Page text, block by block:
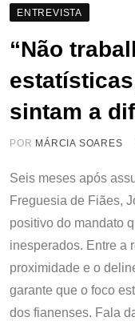
ENTREVISTA
“Não
sintam a
POR MÁRCIA SOARES
Seis meses após
Freguesia de Fiães,
positivo do mandato
inesperados. Entre a
proximidade e o
garante que o foco
dos fianenses. Fala